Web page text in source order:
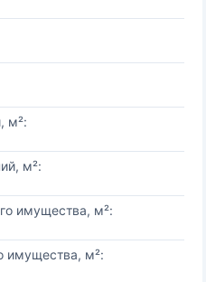
м²:
м²:
имущества, м²:
имущества, м²: